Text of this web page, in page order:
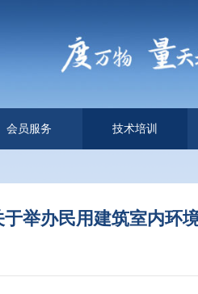
会员服务 技术培训
于举办民用建筑室内环